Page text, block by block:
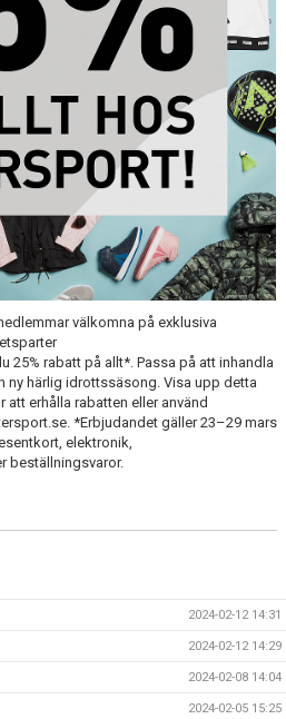
välkomna på exklusiva
25% rabatt på allt*. Passa på att inhandla
ny härlig idrottssäsong. Visa upp detta
erhålla rabatten eller använd
*Erbjudandet gäller 23–29 mars
elektronik,
beställningsvaror.
2024-02-12 14:31
2024-02-12 14:29
2024-02-08 14:04
2024-02-05 15:25